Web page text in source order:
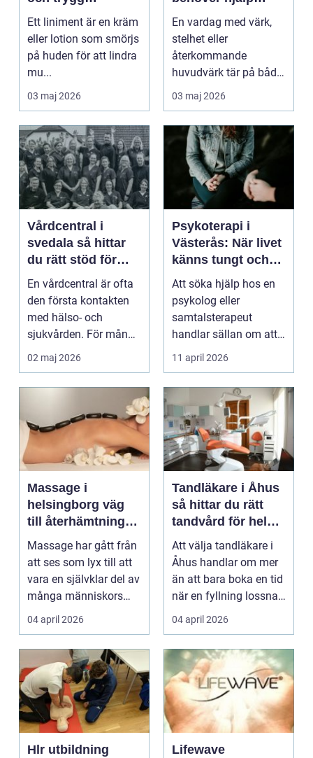
användning
Ett liniment är en kräm
eller lotion som smörjs
på huden för att lindra
mu...
03 maj 2026
tillbaka
En vardag med värk,
stelhet eller
återkommande
huvudvärk tär på både
ork och humör. Många
går länge ...
03 maj 2026
Vårdcentral i
svedala så hittar
du rätt stöd för
hela familjen
En vårdcentral är ofta
den första kontakten
med hälso- och
sjukvården. För många
i Svedala handlar v...
02 maj 2026
Psykoterapi i
Västerås: När livet
känns tungt och
du behöver prata
med någon
Att söka hjälp hos en
psykolog eller
samtalsterapeut
handlar sällan om att
vara svag....
11 april 2026
Massage i
helsingborg väg
till återhämtning
och hållbar hälsa
Massage har gått från
att ses som lyx till att
vara en självklar del av
många människors
friskvård. ...
04 april 2026
Tandläkare i Åhus
så hittar du rätt
tandvård för hela
familjen
Att välja tandläkare i
Åhus handlar om mer
än att bara boka en tid
när en fyllning lossnar
eller en ...
04 april 2026
Hlr utbildning
Lifewave